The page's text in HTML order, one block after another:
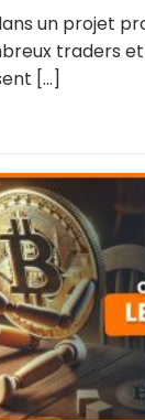
un projet
traders
[...]